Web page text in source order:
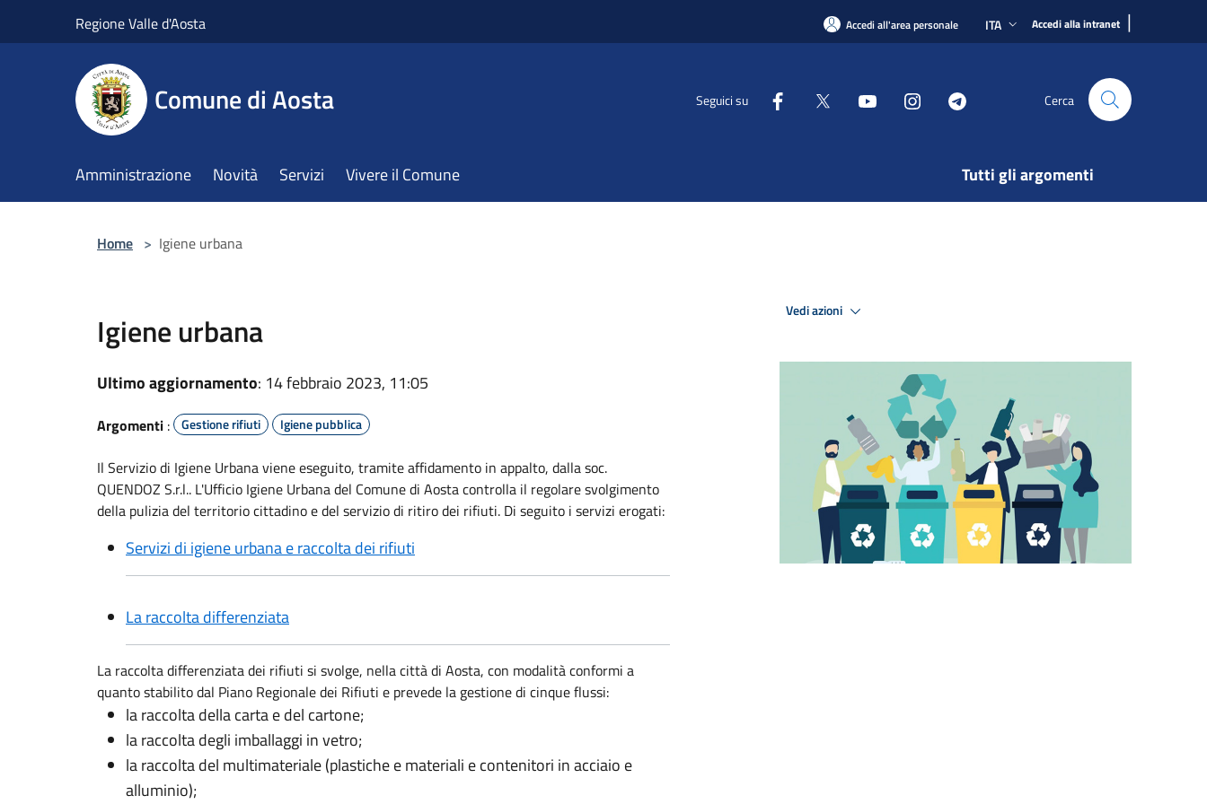
Regione Valle d'Aosta Accedi all'area personale ITA Accedi alla intranet |
Comune di Aosta Seguici su Cerca
Amministrazione Novità Servizi Vivere il Comune Tutti gli argomenti
Home > Igiene urbana
Igiene urbana
Ultimo aggiornamento: 14 febbraio 2023, 11:05
Argomenti : Gestione rifiuti Igiene pubblica
Il Servizio di Igiene Urbana viene eseguito, tramite affidamento in appalto, dalla soc.
QUENDOZ S.r.l.. L'Ufficio Igiene Urbana del Comune di Aosta controlla il regolare svolgimento
della pulizia del territorio cittadino e del servizio di ritiro dei rifiuti. Di seguito i servizi erogati:
Servizi di igiene urbana e raccolta dei rifiuti
La raccolta differenziata
La raccolta differenziata dei rifiuti si svolge, nella città di Aosta, con modalità conformi a
quanto stabilito dal Piano Regionale dei Rifiuti e prevede la gestione di cinque flussi:
la raccolta della carta e del cartone;
la raccolta degli imballaggi in vetro;
la raccolta del multimateriale (plastiche e materiali e contenitori in acciaio e
alluminio);
Vedi azioni